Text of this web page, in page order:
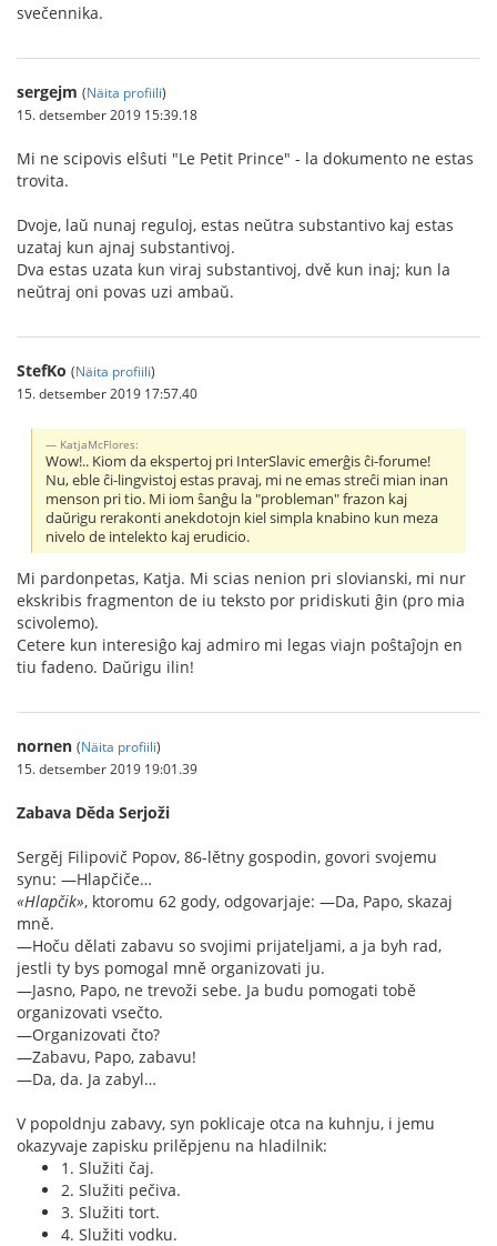
svečennika.
sergejm (Näita profiili)
15. detsember 2019 15:39.18
Mi ne scipovis elŝuti "Le Petit Prince" - la dokumento ne estas
trovita.
Dvoje, laŭ nunaj reguloj, estas neŭtra substantivo kaj estas
uzataj kun ajnaj substantivoj.
Dva estas uzata kun viraj substantivoj, dvě kun inaj; kun la
neŭtraj oni povas uzi ambaŭ.
StefKo (Näita profiili)
15. detsember 2019 17:57.40
KatjaMcFlores:
Wow!.. Kiom da ekspertoj pri InterSlavic emerĝis ĉi-forume!
Nu, eble ĉi-lingvistoj estas pravaj, mi ne emas streĉi mian inan
menson pri tio. Mi iom ŝanĝu la "probleman" frazon kaj
daŭrigu rerakonti anekdotojn kiel simpla knabino kun meza
nivelo de intelekto kaj erudicio.
Mi pardonpetas, Katja. Mi scias nenion pri slovianski, mi nur
ekskribis fragmenton de iu teksto por pridiskuti ĝin (pro mia
scivolemo).
Cetere kun interesiĝo kaj admiro mi legas viajn poŝtaĵojn en
tiu fadeno. Daŭrigu ilin!
nornen (Näita profiili)
15. detsember 2019 19:01.39
Zabava Děda Serjoži
Sergěj Filipovič Popov, 86-lětny gospodin, govori svojemu
synu: —Hlapčiče…
«Hlapčik», ktoromu 62 gody, odgovarjaje: —Da, Papo, skazaj
mně.
—Hoču dělati zabavu so svojimi prijateljami, a ja byh rad,
jestli ty bys pomogal mně organizovati ju.
—Jasno, Papo, ne trevoži sebe. Ja budu pomogati tobě
organizovati vsečto.
—Organizovati čto?
—Zabavu, Papo, zabavu!
—Da, da. Ja zabyl…
V popoldnju zabavy, syn poklicaje otca na kuhnju, i jemu
okazyvaje zapisku prilěpjenu na hladilnik:
1. Služiti čaj.
2. Služiti pečiva.
3. Služiti tort.
4. Služiti vodku.